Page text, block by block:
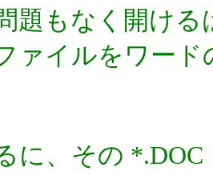
題もなく開け
ァイルをワー
に、その